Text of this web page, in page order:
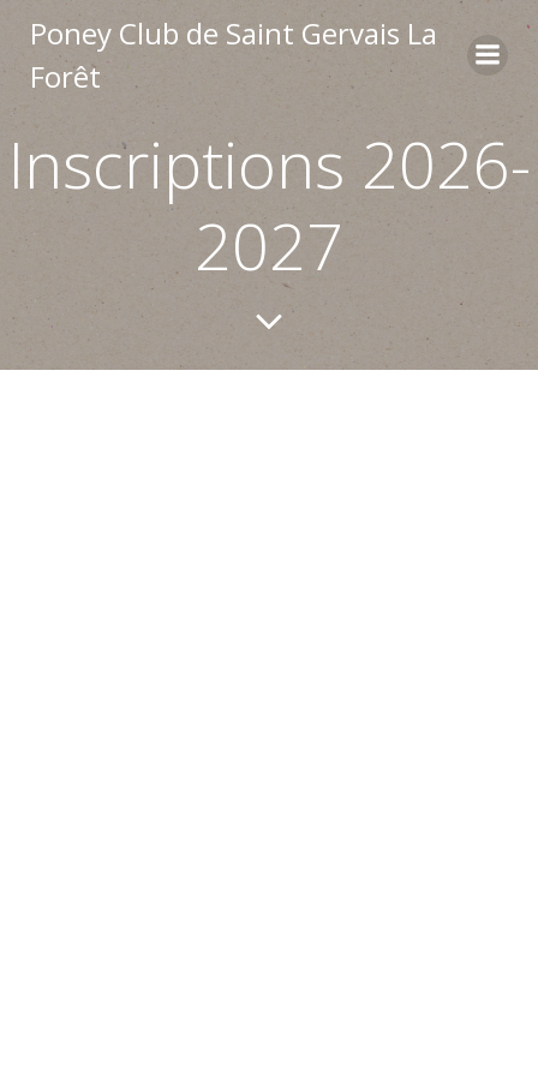
Aller
au
contenu
Poney Club de Saint Gervais La
Forêt
Inscriptions 2026-
2027